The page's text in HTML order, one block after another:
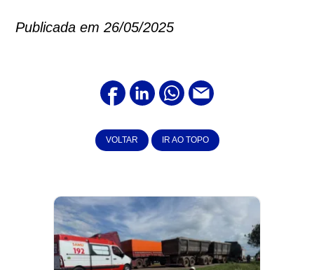
Publicada em 26/05/2025
VOLTAR IR AO TOPO